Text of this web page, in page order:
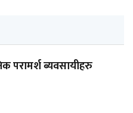
परामर्श ब्यवसायीहरु